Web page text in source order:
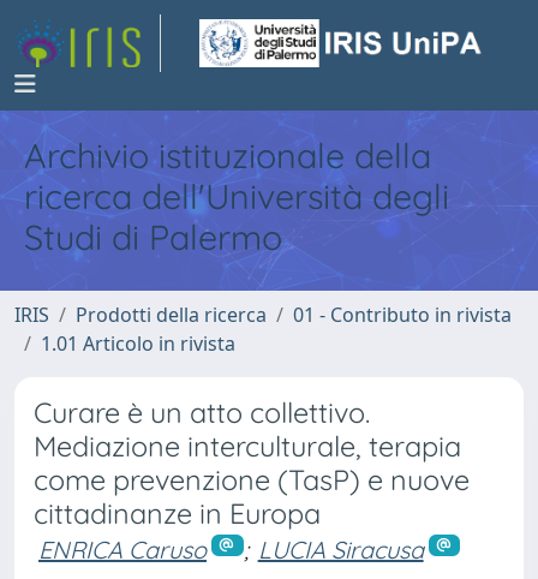
Archivio istituzionale della
ricerca dell'Università degli
Studi di Palermo
IRIS Prodotti della ricerca
01 - Contributo in rivista
1.01 Articolo in rivista
Curare è un atto collettivo.
Mediazione interculturale, terapia
come prevenzione (TasP) e nuove
cittadinanze in Europa
ENRICA Caruso ; LUCIA Siracusa